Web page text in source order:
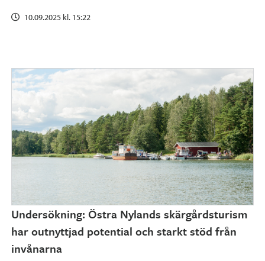
10.09.2025 kl. 15:22
Undersökning: Östra Nylands skärgårdsturism
har outnyttjad potential och starkt stöd från
invånarna